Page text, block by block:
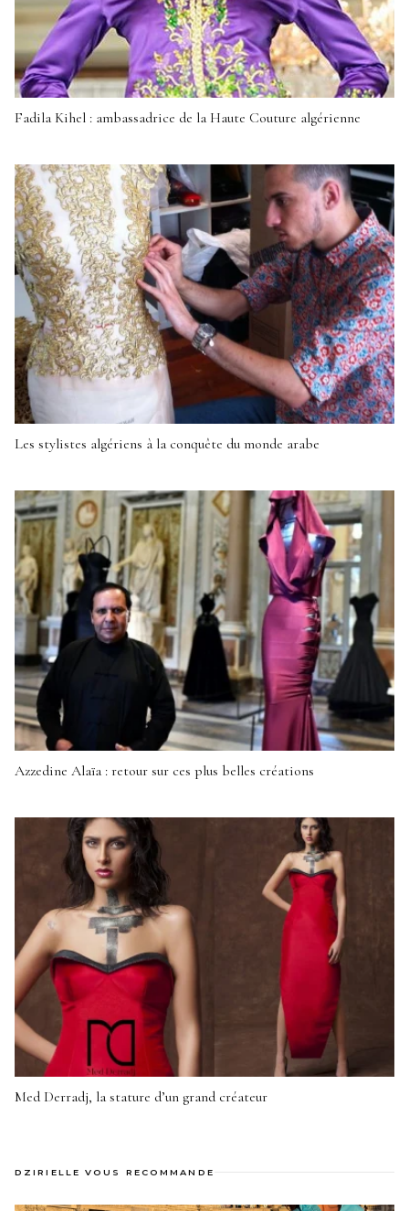
Fadila Kihel : ambassadrice de la Haute Couture algérienne
Les stylistes algériens à la conquête du monde arabe
Azzedine Alaïa : retour sur ces plus belles créations
Med Derradj, la stature d’un grand créateur
DZIRIELLE VOUS RECOMMANDE